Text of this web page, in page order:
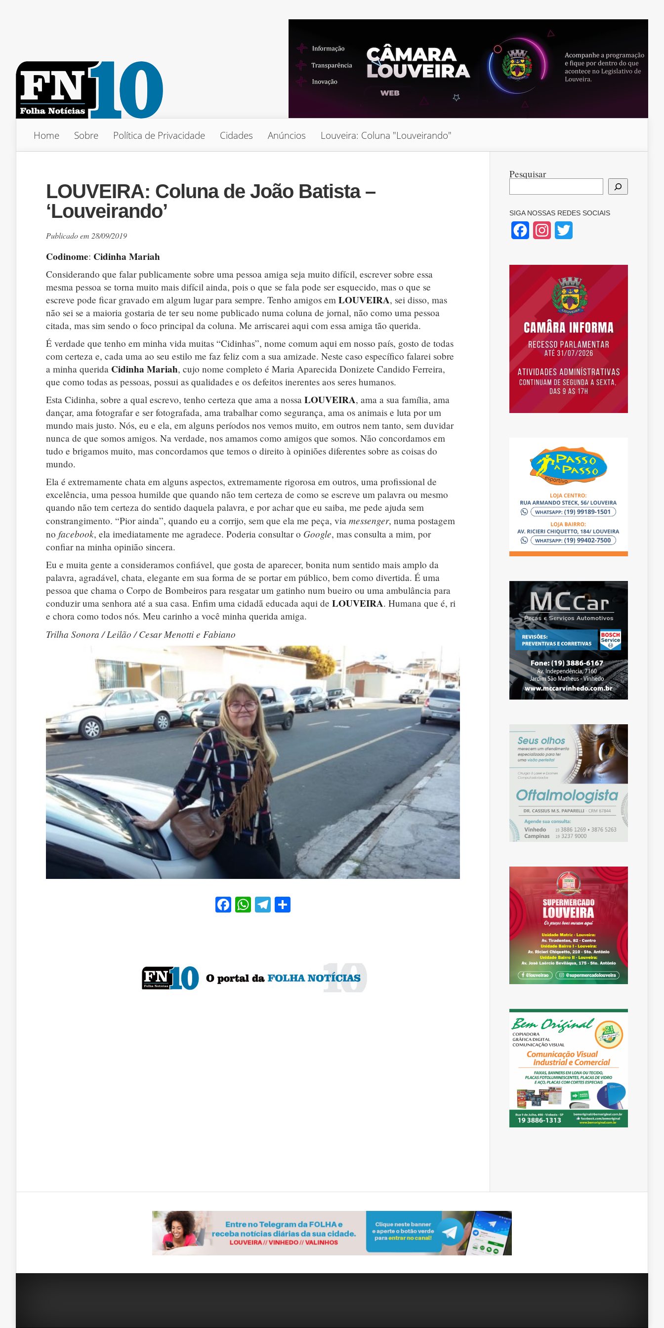
Home Sobre Política de Privacidade Cidades Anúncios Louveira: Coluna "Louveirando"
LOUVEIRA: Coluna de João Batista –
‘Louveirando’
Publicado em 28/09/2019
Codinome: Cidinha Mariah
Considerando que falar publicamente sobre uma pessoa amiga seja muito difícil, escrever sobre essa
mesma pessoa se torna muito mais difícil ainda, pois o que se fala pode ser esquecido, mas o que se
escreve pode ficar gravado em algum lugar para sempre. Tenho amigos em LOUVEIRA, sei disso, mas
não sei se a maioria gostaria de ter seu nome publicado numa coluna de jornal, não como uma pessoa
citada, mas sim sendo o foco principal da coluna. Me arriscarei aqui com essa amiga tão querida.
É verdade que tenho em minha vida muitas “Cidinhas”, nome comum aqui em nosso país, gosto de todas
com certeza e, cada uma ao seu estilo me faz feliz com a sua amizade. Neste caso específico falarei sobre
a minha querida CidinhaMariah, cujo nome completo é Maria Aparecida Donizete Candido Ferreira,
que como todas as pessoas, possui as qualidades e os defeitos inerentes aos seres humanos.
Esta Cidinha, sobre a qual escrevo, tenho certeza que ama a nossa LOUVEIRA, ama a sua família, ama
dançar, ama fotografar e ser fotografada, ama trabalhar como segurança, ama os animais e luta por um
mundo mais justo. Nós, eu e ela, em alguns períodos nos vemos muito, em outros nem tanto, sem duvidar
nunca de que somos amigos. Na verdade, nos amamos como amigos que somos. Não concordamos em
tudo e brigamos muito, mas concordamos que temos o direito à opiniões diferentes sobre as coisas do
mundo.
Ela é extremamente chata em alguns aspectos, extremamente rigorosa em outros, uma profissional de
excelência, uma pessoa humilde que quando não tem certeza de como se escreve um palavra ou mesmo
quando não tem certeza do sentido daquela palavra, e por achar que eu saiba, me pede ajuda sem
constrangimento. “Pior ainda”, quando eu a corrijo, sem que ela me peça, via messenger, numa postagem
no facebook, ela imediatamente me agradece. Poderia consultar o Google, mas consulta a mim, por
confiar na minha opinião sincera.
Eu e muita gente a consideramos confiável, que gosta de aparecer, bonita num sentido mais amplo da
palavra, agradável, chata, elegante em sua forma de se portar em público, bem como divertida. É uma
pessoa que chama o Corpo de Bombeiros para resgatar um gatinho num bueiro ou uma ambulância para
conduzir uma senhora até a sua casa. Enfim uma cidadã educada aqui de LOUVEIRA. Humana que é, ri
e chora como todos nós. Meu carinho a você minha querida amiga.
Trilha Sonora / Leilão / Cesar Menotti e Fabiano
Facebook
WhatsApp
Telegram
Pesquisar
SIGA NOSSAS REDES SOCIAIS
FacebookInstagram